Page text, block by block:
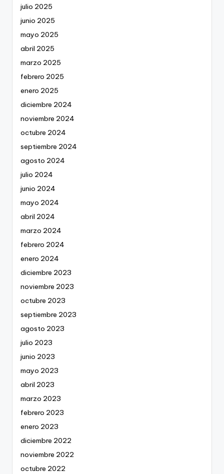
julio 2025
junio 2025
mayo 2025
abril 2025
marzo 2025
febrero 2025
enero 2025
diciembre 2024
noviembre 2024
octubre 2024
septiembre 2024
agosto 2024
julio 2024
junio 2024
mayo 2024
abril 2024
marzo 2024
febrero 2024
enero 2024
diciembre 2023
noviembre 2023
octubre 2023
septiembre 2023
agosto 2023
julio 2023
junio 2023
mayo 2023
abril 2023
marzo 2023
febrero 2023
enero 2023
diciembre 2022
noviembre 2022
octubre 2022